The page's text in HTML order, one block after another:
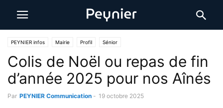
PEYNIER infos Mairie Profil Sénior
Colis de Noël ou repas de fin
d’année 2025 pour nos Aînés
Par PEYNIER Communication - 19 octobre 2025